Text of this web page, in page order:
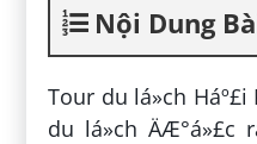
Nội Dung
Tour du lá»ch
du lá»ch ÄÆ°á»£c